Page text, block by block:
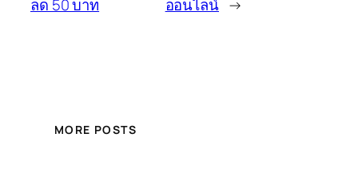
ลด 50 บาท
ออนไลน์ →
MORE POSTS